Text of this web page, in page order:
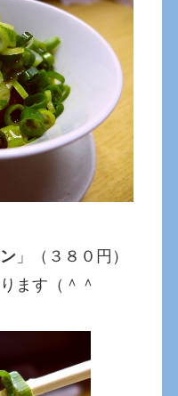
」（３８０円）
ます（＾＾